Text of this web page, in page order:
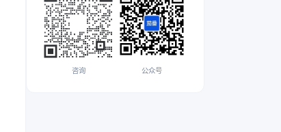
咨询 公众号